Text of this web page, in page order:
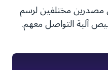
مختلفين لرسم
آلية التواصل معهم.